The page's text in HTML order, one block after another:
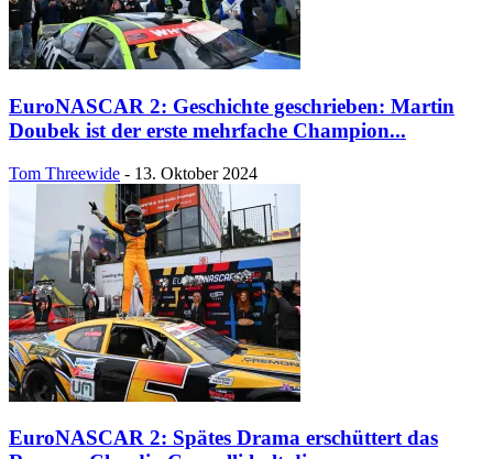
EuroNASCAR 2: Geschichte geschrieben: Martin
Doubek ist der erste mehrfache Champion...
Tom Threewide - 13. Oktober 2024
EuroNASCAR 2: Spätes Drama erschüttert das